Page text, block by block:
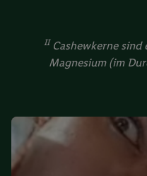
IICashewkerne sind
Magnesium (im